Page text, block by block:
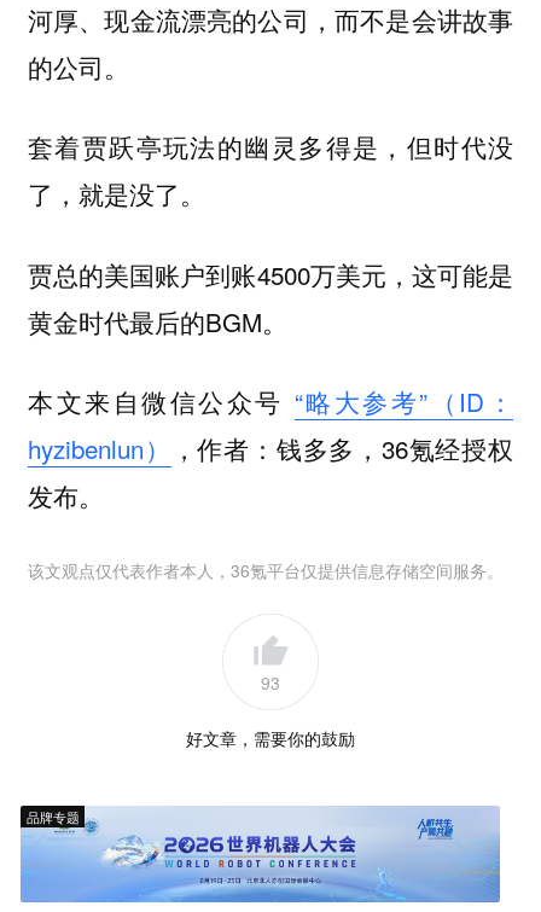
河厚、现金流漂亮的公司，而不是会讲故事
的公司。
套着贾跃亭玩法的幽灵多得是，但时代没
了，就是没了。
贾总的美国账户到账4500万美元，这可能是
黄金时代最后的BGM。
本文来自微信公众号 “略大参考”（ID：
hyzibenlun）
，作者：钱多多，36氪经授权
发布。
该文观点仅代表作者本人，36氪平台仅提供信息存储空间服务。
93
好文章，需要你的鼓励
品牌专题